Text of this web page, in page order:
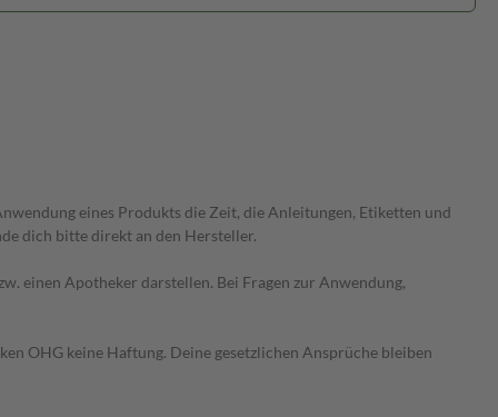
eines Produkts die Zeit, die Anleitungen, Etiketten und
dich bitte direkt an den Hersteller.
einen Apotheker darstellen. Bei Fragen zur Anwendung,
OHG keine Haftung. Deine gesetzlichen Ansprüche bleiben